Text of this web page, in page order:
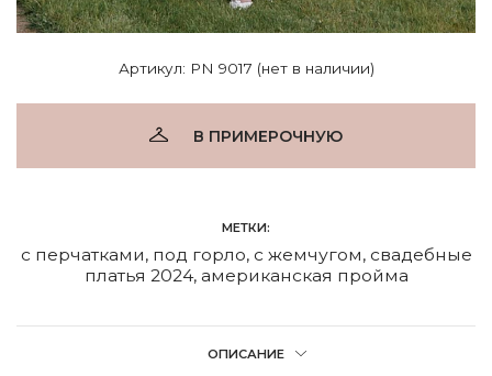
Артикул: PN 9017 (нет в наличии)
В ПРИМЕРОЧНУЮ
МЕТКИ:
с перчатками, под горло, с жемчугом, свадебные
платья 2024, американская пройма
ОПИСАНИЕ